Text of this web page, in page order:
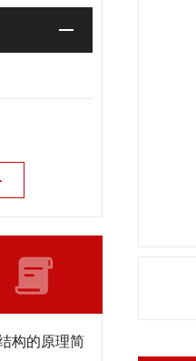
构的原理简